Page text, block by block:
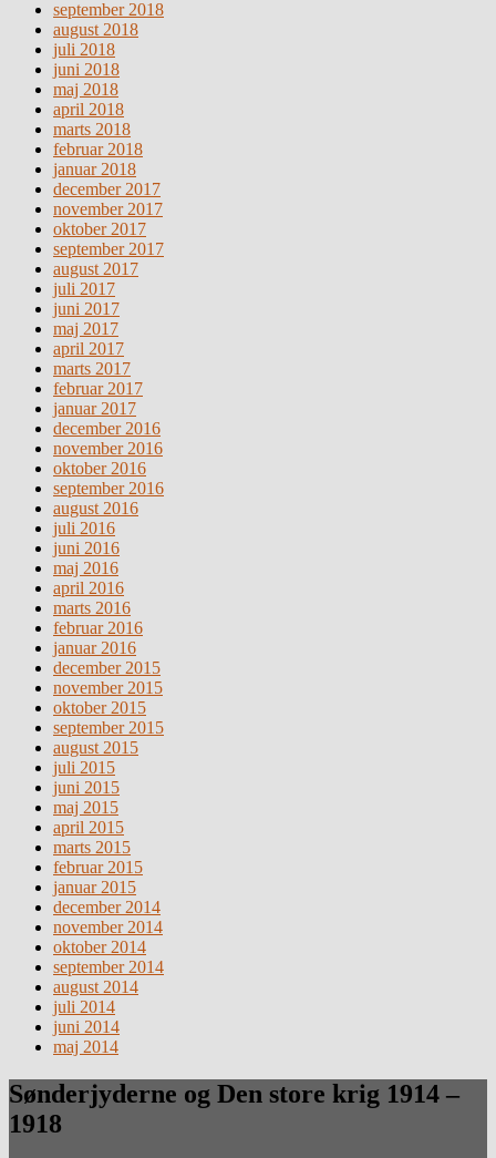
september 2018
august 2018
juli 2018
juni 2018
maj 2018
april 2018
marts 2018
februar 2018
januar 2018
december 2017
november 2017
oktober 2017
september 2017
august 2017
juli 2017
juni 2017
maj 2017
april 2017
marts 2017
februar 2017
januar 2017
december 2016
november 2016
oktober 2016
september 2016
august 2016
juli 2016
juni 2016
maj 2016
april 2016
marts 2016
februar 2016
januar 2016
december 2015
november 2015
oktober 2015
september 2015
august 2015
juli 2015
juni 2015
maj 2015
april 2015
marts 2015
februar 2015
januar 2015
december 2014
november 2014
oktober 2014
september 2014
august 2014
juli 2014
juni 2014
maj 2014
Sønderjyderne og Den store krig 1914 –
1918